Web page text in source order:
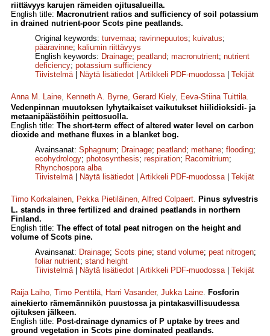
riittävyys karujen rämeiden ojitusalueilla.
English title: Macronutrient ratios and sufficiency of soil potassium
in drained nutrient-poor Scots pine peatlands.
Original keywords: turvemaa; ravinnepuutos; kuivatus;
pääravinne; kaliumin riittävyys
English keywords: Drainage; peatland; macronutrient; nutrient
deficiency; potassium sufficiency
Tiivistelmä| Näytä lisätiedot Artikkeli PDF-muodossa| Tekijät
Anna M. Laine, Kenneth A. Byrne, Gerard Kiely, Eeva-Stiina Tuittila.
Vedenpinnan muutoksen lyhytaikaiset vaikutukset hiilidioksidi- ja
metaanipäästöihin peittosuolla.
English title: The short-term effect of altered water level on carbon
dioxide and methane fluxes in a blanket bog.
Avainsanat: Sphagnum; Drainage; peatland; methane; flooding;
ecohydrology; photosynthesis; respiration; Racomitrium;
Rhynchospora alba
Tiivistelmä| Näytä lisätiedot Artikkeli PDF-muodossa| Tekijät
Timo Korkalainen, Pekka Pietiläinen, Alfred Colpaert. Pinus sylvestris
L. stands in three fertilized and drained peatlands in northern
Finland.
English title: The effect of total peat nitrogen on the height and
volume of Scots pine.
Avainsanat: Drainage; Scots pine; stand volume; peat nitrogen;
foliar nutrient; stand height
Tiivistelmä| Näytä lisätiedot Artikkeli PDF-muodossa| Tekijät
Raija Laiho, Timo Penttilä, Harri Vasander, Jukka Laine. Fosforin
ainekierto rämemännikön puustossa ja pintakasvillisuudessa
ojituksen jälkeen.
English title: Post-drainage dynamics of P uptake by trees and
ground vegetation in Scots pine dominated peatlands.